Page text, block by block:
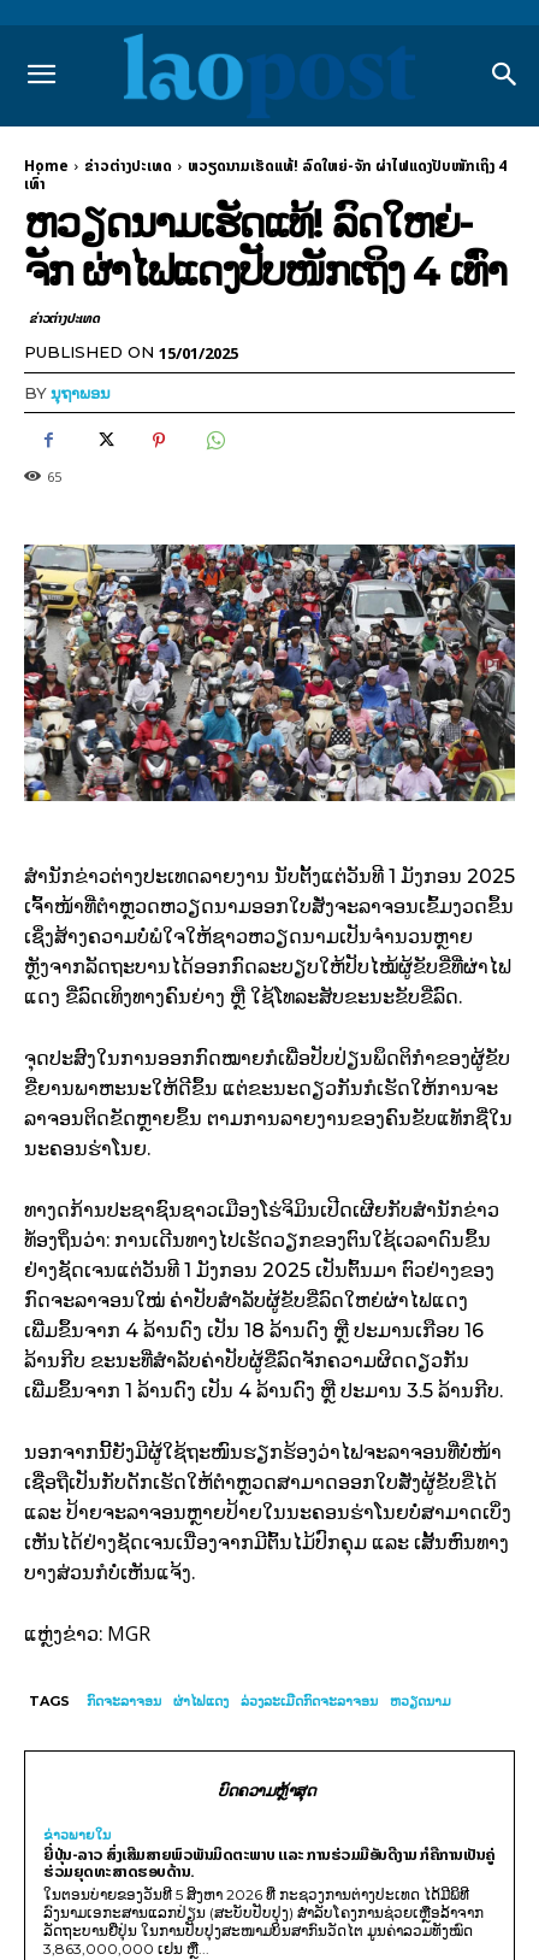
Home ຂ່າວຕ່າງປະເທດ
ຫວຽດນາມເຮັດແທ້! ລົດໃຫຍ່-ຈັກ ຜ່າໄຟແດງປັບໜັກເຖິງ 4
ເທົ່າ
ຫວຽດນາມເຮັດແທ້! ລົດໃຫຍ່-
ຈັກ ຜ່າໄຟແດງປັບໜັກເຖິງ 4 ເທົ່າ
ຂ່າວຕ່າງປະເທດ
PUBLISHED ON 15/01/2025
BYນຸຖາພອນ
65
ສຳນັກຂ່າວຕ່າງປະເທດລາຍງານ ນັບຕັ້ງແຕ່ວັນທີ 1 ມັງກອນ 2025
ເຈົ້າໜ້າທີ່ຕຳຫຼວດຫວຽດນາມອອກໃບສັ່ງຈະລາຈອນເຂົ້ມງວດຂຶ້ນ
ເຊິ່ງສ້າງຄວາມບໍ່ພໍໃຈໃຫ້ຊາວຫວຽດນາມເປັນຈຳນວນຫຼາຍ
ຫຼັງຈາກລັດຖະບານໄດ້ອອກກົດລະບຽບໃຫ້ປັບໄໝ້ຜູ້ຂັບຂີ່ທີ່ຜ່າໄຟ
ແດງ ຂີ່ລົດເທິງທາງຄົນຍ່າງ ຫຼື ໃຊ້ໂທລະສັບຂະນະຂັບຂີ່ລົດ.
ຈຸດປະສົງໃນການອອກກົດໝາຍກໍເພື່ອປັບປ່ຽນພຶດຕິກຳຂອງຜູ້ຂັບ
ຂີ່ຍານພາຫະນະໃຫ້ດີຂຶ້ນ ແຕ່ຂະນະດຽວກັນກໍເຮັດໃຫ້ການຈະ
ລາຈອນຕິດຂັດຫຼາຍຂຶ້ນ ຕາມການລາຍງານຂອງຄົນຂັບແທັກຊີ່ໃນ
ນະຄອນຮ່າໂນຍ.
ທາງດກ້ານປະຊາຊົນຊາວເມືອງໂຮ່ຈິມິນເປີດເຜີຍກັບສຳນັກຂ່າວ
ທ່້ອງຖິ່ນວ່າ: ການເດີນທາງໄປເຮັດວຽກຂອງຕົນໃຊ້ເວລາດົນຂຶ້ນ
ຢ່າງຊັດເຈນແຕ່ວັນທີ 1 ມັງກອນ 2025 ເປັນຕົ້ນມາ ຕົວຢ່າງຂອງ
ກົດຈະລາຈອນໃໝ່ ຄ່າປັບສຳລັບຜູ້ຂັບຂີ່ລົດໃຫຍ່ຜ່າໄຟແດງ
ເພີ່ມຂຶ້ນຈາກ 4 ລ້ານດົງ ເປັນ 18 ລ້ານດົງ ຫຼື ປະມານເກືອບ 16
ລ້ານກີບ ຂະນະທີ່ສຳລັບຄ່າປັບຜູ້ຂີ່ລົດຈັກຄວາມຜິດດຽວກັນ
ເພີ່ມຂຶ້ນຈາກ 1 ລ້ານດົງ ເປັນ 4 ລ້ານດົງ ຫຼື ປະມານ 3.5 ລ້ານກີບ.
ນອກຈາກນີ້ຍັງມີຜູ້ໃຊ້ຖະໜົນຮຽກຮ້ອງວ່າໄຟຈະລາຈອນທີ່ບໍ່ໜ້າ
ເຊື່ອຖືເປັນກັບດັກເຮັດໃຫ້ຕຳຫຼວດສາມາດອອກໃບສັ່ງຜູ້ຂັບຂີ່ໄດ້
ແລະ ປ້າຍຈະລາຈອນຫຼາຍປ້າຍໃນນະຄອນຮ່າໂນຍບໍ່ສາມາດເບິ່ງ
ເຫັນໄດ້ຢ່າງຊັດເຈນເນື່ອງຈາກມີຕົ້ນໄມ້ປົກຄຸມ ແລະ ເສັ້ນຫົນທາງ
ບາງສ່ວນກໍບໍ່ເຫັນແຈ້ງ.
ແຫຼ່ງຂ່າວ: MGR
TAGS ກົດຈະລາຈອນ ຜ່າ​ໄຟ​ແດງ ລ່ວງລະເມີດກົດຈະລາຈອນ ຫວຽດ​ນາມ
ບົດຄວາມຫຼ້າສຸດ
ຂ່າວພາຍ​ໃນ
ຍີ່ປຸ່ນ-ລາວ ສົ່ງເສີມສາຍພົວພັນມິດຕະພາບ ແລະ ການຮ່ວມມືອັນດີງາມ ກໍຄືການເປັນຄູ່
ຮ່ວມຍຸດທະສາດຮອບດ້ານ.
ໃນຕອນບ່າຍຂອງວັນທີ 5 ສິງຫາ 2026 ທີ່ ກະຊວງການຕ່າງປະເທດ ໄດ້ມີພິທີ
ລົງນາມເອກະສານແລກປ່ຽນ (ສະບັບປັບປຸງ) ສໍາລັບໂຄງການຊ່ວຍເຫຼືອລ້າຈາກ
ລັດຖະບານຍີ່ປຸ່ນ ໃນການປັບປຸງສະໜາມບິນສາກົນວັດໄຕ ມູນຄ່າລວມທັງໝົດ
3,863,000,000 ເຢນ ຫຼື...